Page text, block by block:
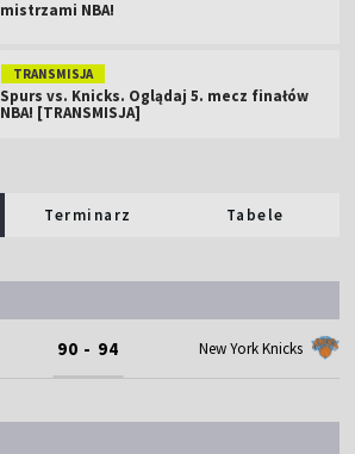
mistrzami NBA!
TRANSMISJA
Spurs vs. Knicks. Oglądaj 5. mecz finałów
NBA! [TRANSMISJA]
Terminarz Tabele
90 - 94 New York Knicks